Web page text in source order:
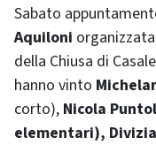
Sabato
Aquiloni
della Chiusa di
hanno vinto
corto), Nicola
elementari),